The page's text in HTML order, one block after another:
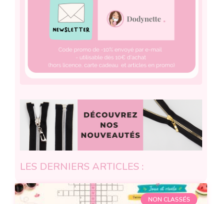
LES DERNIERS ARTICLES :
NON CLASSÉS